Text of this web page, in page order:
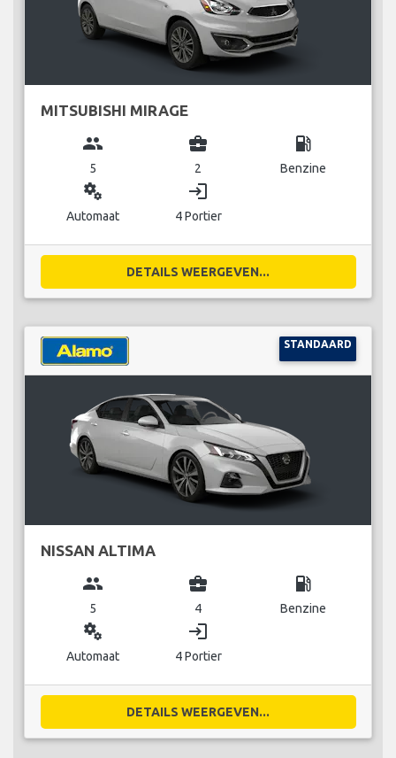
MITSUBISHI MIRAGE
group
5
business_center
2
local_gas_station
Benzine
miscellaneous_services
Automaat
login
4 Portier
DETAILS WEERGEVEN...
STANDAARD
NISSAN ALTIMA
group
5
business_center
4
local_gas_station
Benzine
miscellaneous_services
Automaat
login
4 Portier
DETAILS WEERGEVEN...